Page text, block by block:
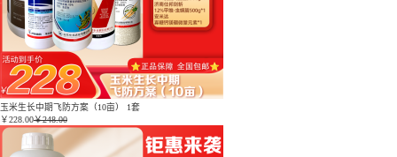
玉米生长中期飞防方案（10亩） 1套
￥228.00￥248.00